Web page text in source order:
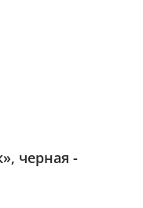
черная -